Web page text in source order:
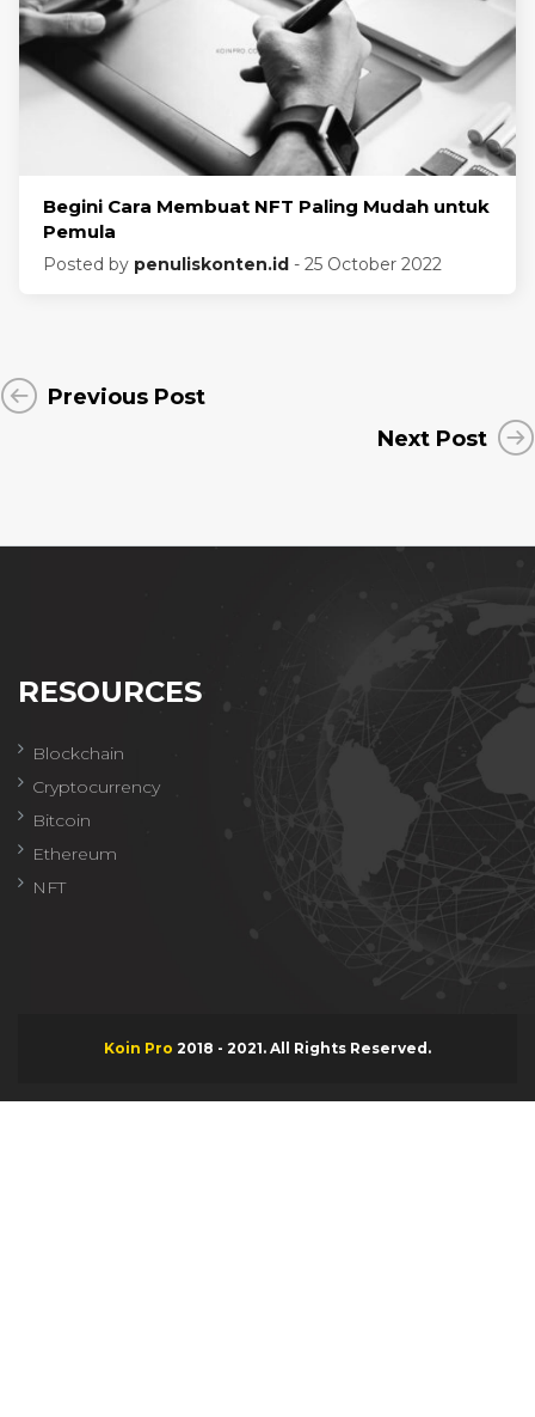
Begini Cara Membuat NFT Paling Mudah untuk
Pemula
Posted by penuliskonten.id - 25 October 2022
Previous Post
Next Post
RESOURCES
Blockchain
Cryptocurrency
Bitcoin
Ethereum
NFT
Koin Pro 2018 - 2021. All Rights Reserved.